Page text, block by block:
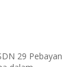
29 Pebayan